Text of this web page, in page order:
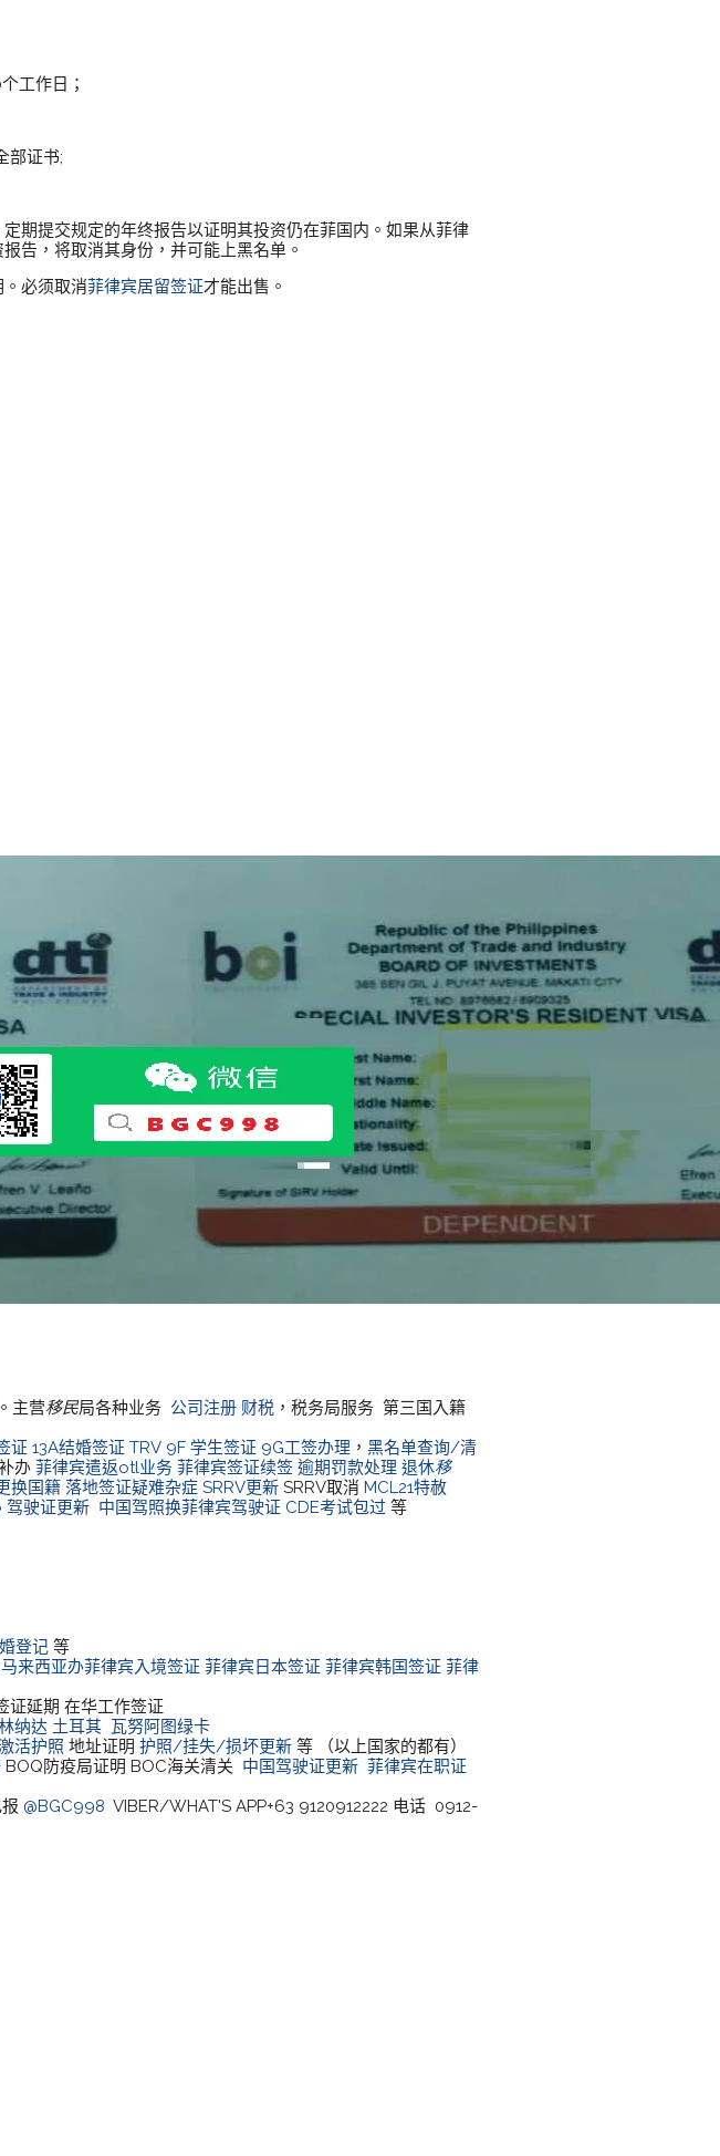
工作日；
部证书;
期提交规定的年终报告以证明其投资仍在菲国内。如果从菲律
告，将取消其身份，并可能上黑名单。
必须取消菲律宾居留签证才能出售。
主营移民局各种业务 公司注册 财税 ，税务局服务 第三国入籍
证 13A结婚签证 TRV 9F 学生签证 9G工签办理 ，黑名单查询/清
办菲律宾遣返otl业务 菲律宾签证续签 逾期罚款处理 退休移
换国籍 落地签证疑难杂症 SRRV更新 SRRV取消MCL21特赦
驾驶证更新 中国驾照换菲律宾驾驶证 CDE考试包过 等
登记 等
马来西亚办菲律宾入境签证 菲律宾日本签证菲律宾韩国签证 菲律
证延期 在华工作签证
纳达 土耳其 瓦努阿图绿卡
活护照 地址证明护照/挂失/损坏更新 等 （以上国家的都有）
BOQ防疫局证明 BOC海关清关 中国驾驶证更新 菲律宾在职证
@BGC998 VIBER/WHAT'S APP+63 9120912222 电话 0912-